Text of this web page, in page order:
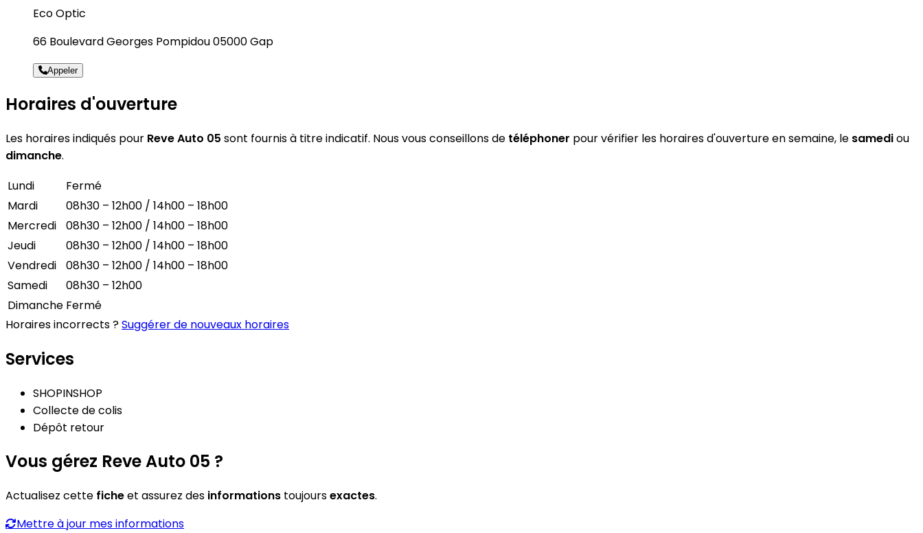
Eco Optic
66 Boulevard Georges Pompidou 05000 Gap
Appeler
Horaires d'ouverture
Les horaires indiqués pour Reve Auto 05 sont fournis à titre indicatif. Nous vous conseillons de téléphoner pour vérifier les horaires d'ouverture en semaine, le samediou
dimanche.
Lundi
Fermé
Mardi
08h30 – 12h00 / 14h00 – 18h00
Mercredi
08h30 – 12h00 / 14h00 – 18h00
Jeudi
08h30 – 12h00 / 14h00 – 18h00
Vendredi
08h30 – 12h00 / 14h00 – 18h00
Samedi
08h30 – 12h00
Dimanche Fermé
Horaires incorrects ?Suggérer de nouveaux horaires
Services
SHOPINSHOP
Collecte de colis
Dépôt retour
Vous gérez Reve Auto 05 ?
Actualisez cette ficheet assurez des informations toujoursexactes.
Mettre à jour mes informations